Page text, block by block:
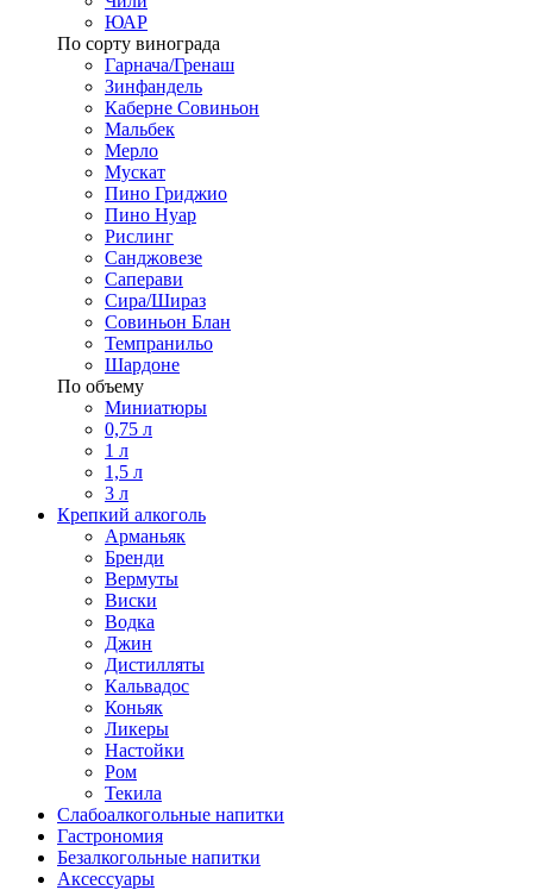
ЮАР
По сорту винограда
Гарнача/Гренаш
Зинфандель
Каберне Совиньон
Мальбек
Мерло
Мускат
Пино Гриджио
Пино Нуар
Рислинг
Санджовезе
Саперави
Сира/Шираз
Совиньон Блан
Темпранильо
Шардоне
По объему
Миниатюры
0,75 л
1 л
1,5 л
3 л
Крепкий алкоголь
Арманьяк
Бренди
Вермуты
Виски
Водка
Джин
Дистилляты
Кальвадос
Коньяк
Ликеры
Настойки
Ром
Текила
Слабоалкогольные напитки
Гастрономия
Безалкогольные напитки
Аксессуары